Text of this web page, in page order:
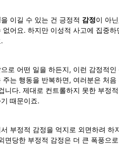
을 이길 수 있는 건 긍정적 감정이 아
없어요. 하지만 이성적 사고에 집중하
로 어떤 일을 하든지, 이런 감정적
주는 행동을 반복하면, 여러분은 처
니다. 제대로 컨트롤하지 못한 부정
때문이죠.
부정적 감정을 억지로 외면하려
면당한 부정적 감정은 더 큰 폭풍으